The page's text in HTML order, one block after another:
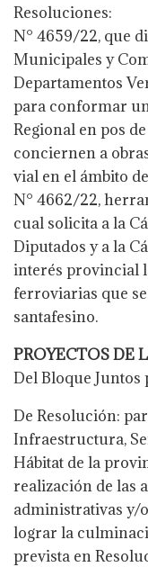
Resoluciones:
N° 4659/22, que
Municipales y
Departamentos
para conformar
Regional en pos
conciernen a
vial en el ámbito
N° 4662/22,
cual solicita a la
Diputados y a la
interés provincial
ferroviarias que
santafesino.
PROYECTOS DE
Del Bloque Juntos
De Resolución:
Infraestructura,
Hábitat de la
realización de las
administrativas y/
lograr la
prevista en